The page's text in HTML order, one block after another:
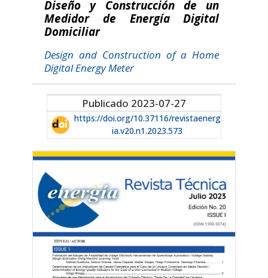
Diseño y Construcción de un
Medidor de Energía Digital
Domiciliar
Design and Construction of a Home
Digital Energy Meter
Publicado 2023-07-27
https://doi.org/10.37116/revistaenerg
ia.v20.n1.2023.573